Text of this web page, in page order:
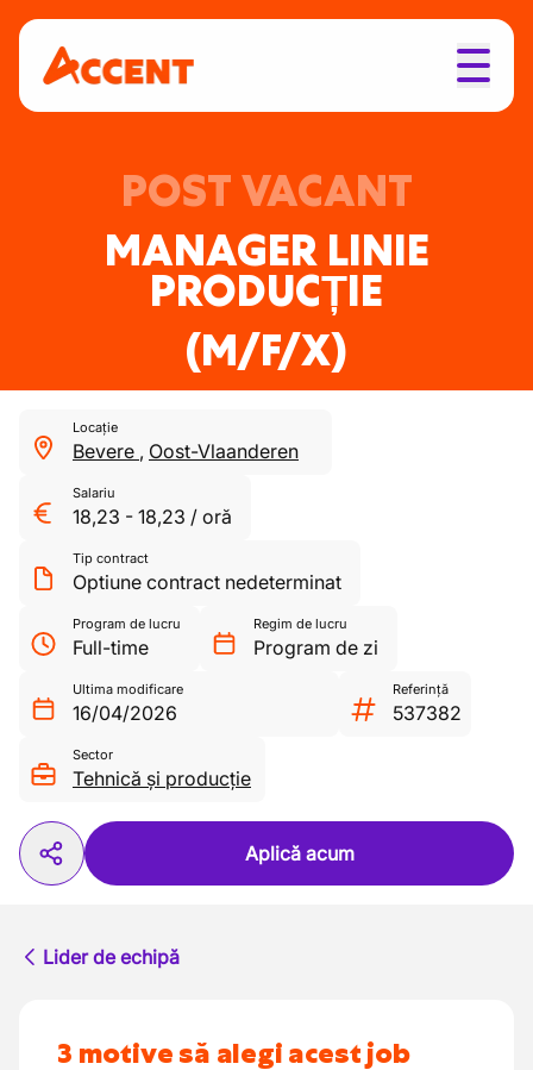
POST VACANT
MANAGER LINIE
PRODUCȚIE
(M/F/X)
Locație
Bevere , Oost-Vlaanderen
Salariu
18,23 - 18,23 / oră
Tip contract
Optiune contract nedeterminat
Program de lucru
Full-time
Regim de lucru
Program de zi
Ultima modificare
16/04/2026
Referință
537382
Sector
Tehnică și producție
Aplică acum
Lider de echipă
3 motive să alegi acest job